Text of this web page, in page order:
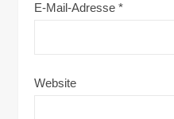
E-Mail-Adresse *
Website